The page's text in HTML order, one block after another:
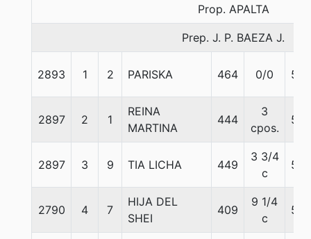
Prop. APALTA
Prep. J. P. BAEZA J.
2893 1 2 PARISKA 464 0/0 55
2897 2 1
REINA
MARTINA
444
3
cpos.
55
2897 3 9 TIA LICHA 449
3 3/4
c
55
2790 4 7
HIJA DEL
SHEI
409
9 1/4
c
55